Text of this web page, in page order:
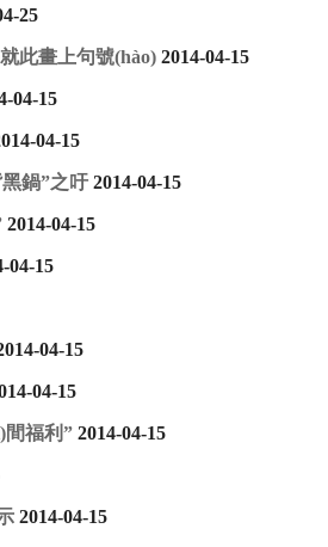
25
此畫上句號(hào) 2014-04-15
04-15
04-15
鍋”之吁 2014-04-15
2014-04-15
04-15
04-15
04-15
間福利” 2014-04-15
2014-04-15